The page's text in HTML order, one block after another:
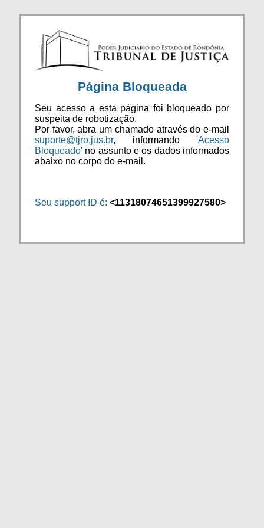
Página Bloqueada
Seu acesso a esta página foi bloqueado por
suspeita de robotização.
Por favor, abra um chamado através do e-mail
suporte@tjro.jus.br, informando 'Acesso
Bloqueado' no assunto e os dados informados
abaixo no corpo do e-mail.
Seu support ID é: <11318074651399927580>